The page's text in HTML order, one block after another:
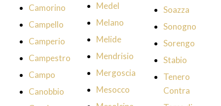
Camorino
Campello
Camperio
Campestro
Campo
Canobbio
Medel
Melano
Melide
Mendrisio
Mergoscia
Mesocco
Soazza
Sonogno
Sorengo
Stabio
Tenero
Contra